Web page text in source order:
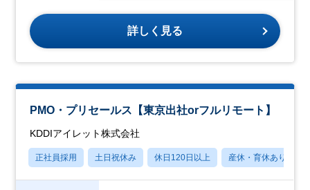
詳しく見る
PMO・プリセールス【東京出社orフルリモート】
KDDIアイレット株式会社
正社員採用 土日祝休み 休日120日以上 産休・育休あり